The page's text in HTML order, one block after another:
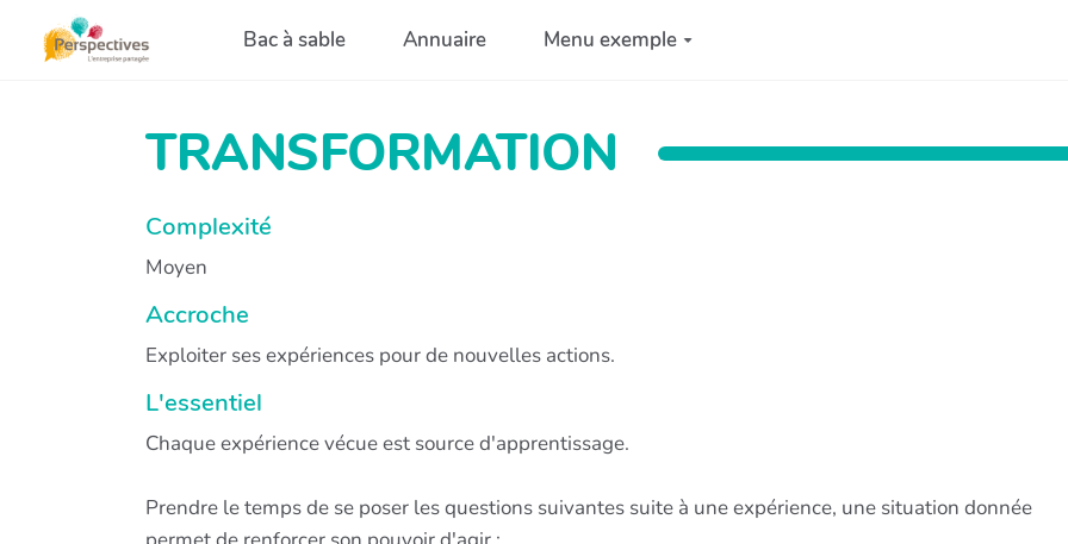
Aller au contenu principalBac à sable Annuaire Menu exemple
TRANSFORMATION
Complexité
Moyen
Accroche
Exploiter ses expériences pour de nouvelles actions.
L'essentiel
Chaque expérience vécue est source d'apprentissage.
Prendre le temps de se poser les questions suivantes suite à une expérience, une situation donnée